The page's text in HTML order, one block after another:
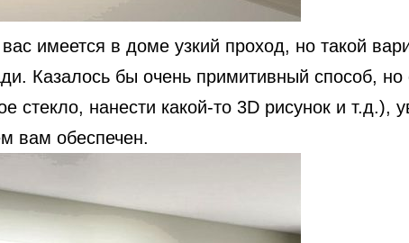
имеется в доме узкий проход, но такой
Казалось бы очень примитивный способ, но
стекло, нанести какой-то 3D рисунок и
вам обеспечен.